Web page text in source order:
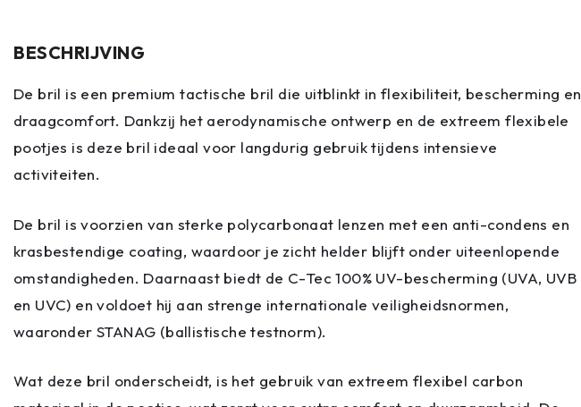
BESCHRIJVING
De bril is een premium tactische bril die uitblinkt in flexibiliteit, bescherming en
draagcomfort. Dankzij het aerodynamische ontwerp en de extreem flexibele
pootjes is deze bril ideaal voor langdurig gebruik tijdens intensieve
activiteiten.
De bril is voorzien van sterke polycarbonaat lenzen met een anti-condens en
krasbestendige coating, waardoor je zicht helder blijft onder uiteenlopende
omstandigheden. Daarnaast biedt de C-Tec 100% UV-bescherming (UVA, UVB
en UVC) en voldoet hij aan strenge internationale veiligheidsnormen,
waaronder STANAG (ballistische testnorm).
Wat deze bril onderscheidt, is het gebruik van extreem flexibel carbon